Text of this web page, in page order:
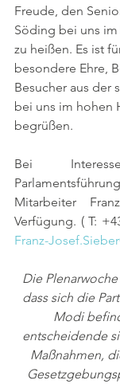
Freude, den
Söding bei uns
zu heißen. Es ist
besondere Ehre,
Besucher aus der
bei uns im hohen
begrüßen.
Bei
Mitarbeiter
Franz-
Die
dass sich die
Modi
entscheidende
Maßnahmen,